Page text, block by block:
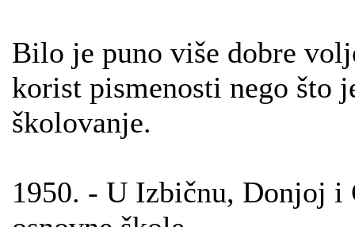
Bilo je puno više dobre
korist pismenosti nego što
školovanje.
1950. - U Izbičnu, Donjoj